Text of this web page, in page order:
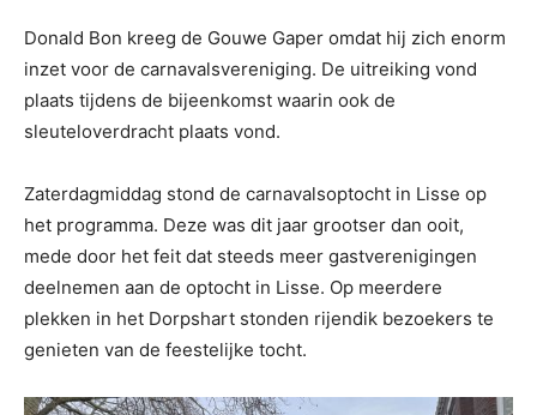
Donald Bon kreeg de Gouwe Gaper omdat hij zich enorm
inzet voor de carnavalsvereniging. De uitreiking vond
plaats tijdens de bijeenkomst waarin ook de
sleuteloverdracht plaats vond.
Zaterdagmiddag stond de carnavalsoptocht in Lisse op
het programma. Deze was dit jaar grootser dan ooit,
mede door het feit dat steeds meer gastverenigingen
deelnemen aan de optocht in Lisse. Op meerdere
plekken in het Dorpshart stonden rijendik bezoekers te
genieten van de feestelijke tocht.